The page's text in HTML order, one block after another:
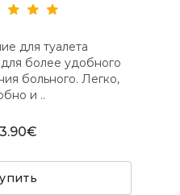
для туалета
более удобного
больного. Легко,
и ..